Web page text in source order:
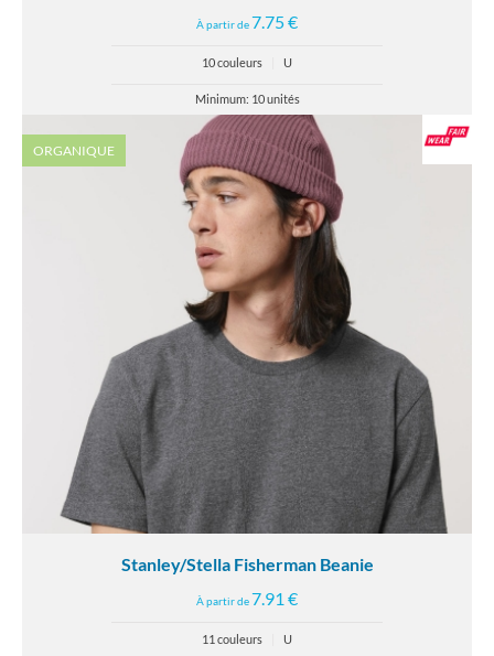
À partir de7.75 €
10 couleurs U
Minimum: 10 unités
ORGANIQUE
Stanley/Stella Fisherman Beanie
À partir de7.91 €
11 couleurs U